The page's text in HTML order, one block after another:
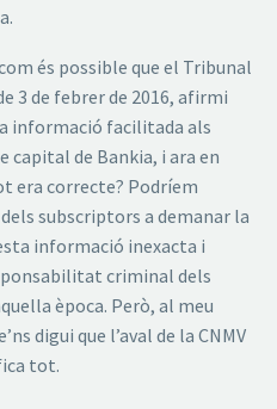
és possible que el Tribunal
3 de febrer de 2016, afirmi
informació facilitada als
capital de Bankia, i ara en
era correcte? Podríem
subscriptors a demanar la
informació inexacta i
criminal dels
època. Però, al meu
digui que l’aval de la CNMV
tot.